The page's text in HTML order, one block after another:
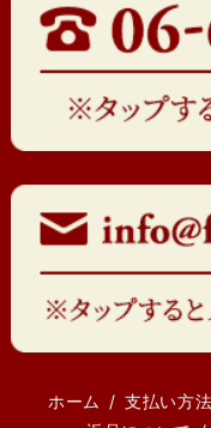
ホーム 支払い方